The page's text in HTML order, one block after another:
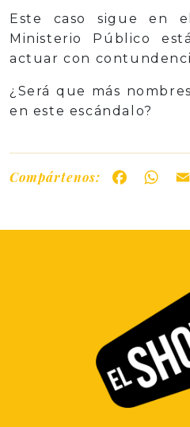
Este caso sigue en
Ministerio Público
actuar con
¿Será que más
en este escándalo?
Compártenos: Facebook